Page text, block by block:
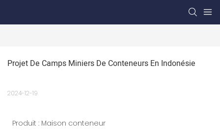
Projet De Camps Miniers De Conteneurs En Indonésie
2024-12-19
Produit : Maison conteneur